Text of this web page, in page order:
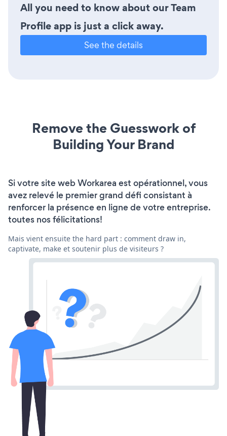
All you need to know about our Team
Profile app is just a click away.
See the details
Remove the Guesswork of
Building Your Brand
Si votre site web Workarea est opérationnel, vous
avez relevé le premier grand défi consistant à
renforcer la présence en ligne de votre entreprise.
toutes nos félicitations!
Mais vient ensuite the hard part : comment draw in,
captivate, make et soutenir plus de visiteurs ?